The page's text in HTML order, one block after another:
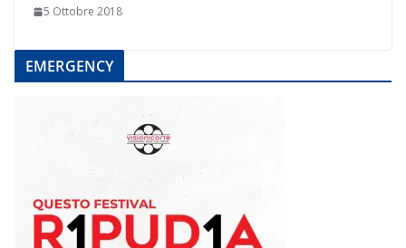
5 Ottobre 2018
EMERGENCY